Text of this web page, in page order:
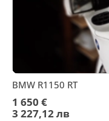
BMW R1150 RT
1 650 €
3 227,12 лв